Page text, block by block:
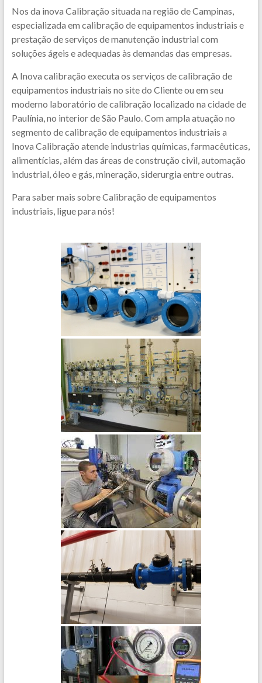
Nos da inova Calibração situada na região de Campinas,
especializada em calibração de equipamentos industriais e
prestação de serviços de manutenção industrial com
soluções ágeis e adequadas às demandas das empresas.
A Inova calibração executa os serviços de calibração de
equipamentos industriais no site do Cliente ou em seu
moderno laboratório de calibração localizado na cidade de
Paulínia, no interior de São Paulo. Com ampla atuação no
segmento de calibração de equipamentos industriais a
Inova Calibração atende industrias químicas, farmacêuticas,
alimentícias, além das áreas de construção civil, automação
industrial, óleo e gás, mineração, siderurgia entre outras.
Para saber mais sobre Calibração de equipamentos
industriais, ligue para nós!